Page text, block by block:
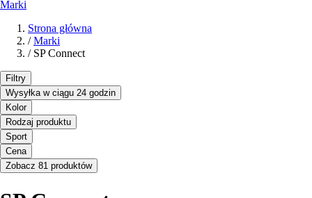
Marki
Strona główna
/ Marki
/ SP Connect
Filtry
Wysyłka w ciągu 24 godzin
Kolor
Rodzaj produktu
Sport
Cena
Zobacz 81 produktów